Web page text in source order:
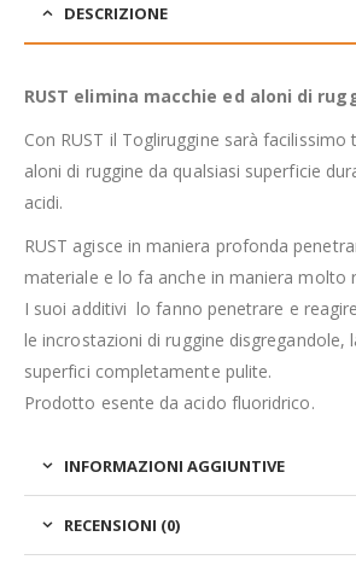
DESCRIZIONE
RUST elimina macchie ed aloni di
Con RUST il Togliruggine sarà facilissimo
aloni di ruggine da qualsiasi superficie
acidi.
RUST agisce in maniera profonda
materiale e lo fa anche in maniera molto
I suoi additivi lo fanno penetrare e
le incrostazioni di ruggine disgregandole,
superfici completamente pulite.
Prodotto esente da acido fluoridrico.
INFORMAZIONI AGGIUNTIVE
RECENSIONI (0)